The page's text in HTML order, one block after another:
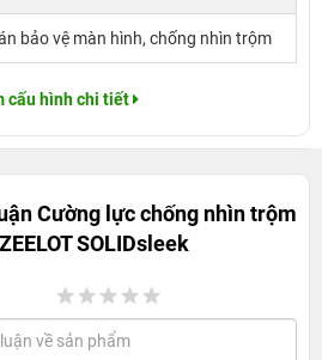
bảo vệ màn hình, chống nhìn trộm
cấu hình chi tiết
Cường lực chống nhìn trộm
SOLIDsleek